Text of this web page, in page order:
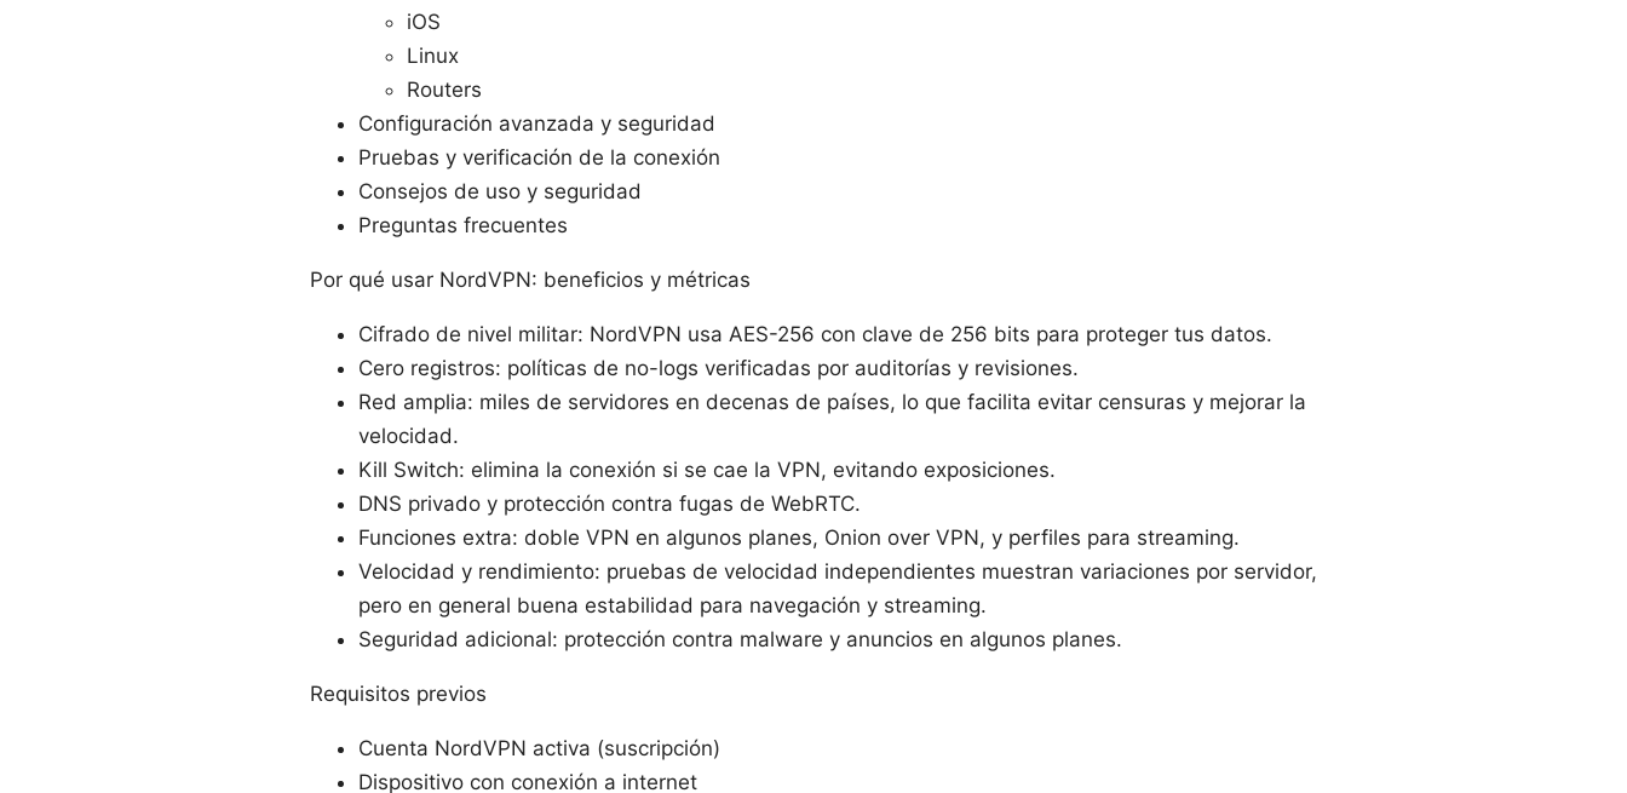
iOS
Linux
Routers
Configuración avanzada y seguridad
Pruebas y verificación de la conexión
Consejos de uso y seguridad
Preguntas frecuentes
Por qué usar NordVPN: beneficios y métricas
Cifrado de nivel militar: NordVPN usa AES-256 con clave de 256 bits para proteger tus datos.
Cero registros: políticas de no-logs verificadas por auditorías y revisiones.
Red amplia: miles de servidores en decenas de países, lo que facilita evitar censuras y mejorar la
velocidad.
Kill Switch: elimina la conexión si se cae la VPN, evitando exposiciones.
DNS privado y protección contra fugas de WebRTC.
Funciones extra: doble VPN en algunos planes, Onion over VPN, y perfiles para streaming.
Velocidad y rendimiento: pruebas de velocidad independientes muestran variaciones por servidor,
pero en general buena estabilidad para navegación y streaming.
Seguridad adicional: protección contra malware y anuncios en algunos planes.
Requisitos previos
Cuenta NordVPN activa (suscripción)
Dispositivo con conexión a internet